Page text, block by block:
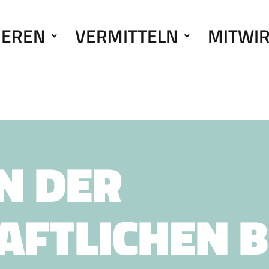
VERMITTELN
DER